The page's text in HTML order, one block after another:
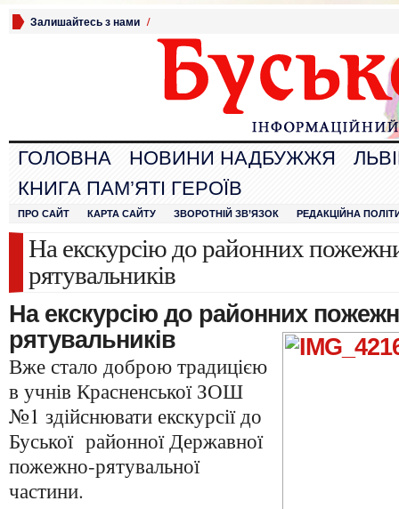
Залишайтесь з нами /
ГОЛОВНА НОВИНИ НАДБУЖЖЯ
КНИГА ПАМ’ЯТІ ГЕРОЇВ
ПРО САЙТ КАРТА САЙТУ ЗВОРОТНІЙ ЗВ’ЯЗОК РЕДАКЦІЙНА
На екскурсію до районних
рятувальників
На екскурсію до районних
рятувальників
Вже стало доброю традицією
в учнів Красненської ЗОШ
№1 здійснювати екскурсії до
Буської районної Державної
пожежно-рятувальної
частини.